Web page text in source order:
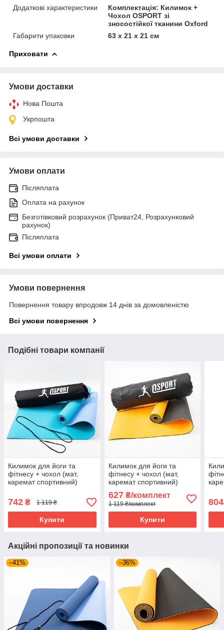
Додаткові характеристики
Комплектація: Килимок +
Чохол OSPORT зі
зносостійкої тканини Oxford
Габарити упаковки
63 х 21 х 21 см
Приховати
Умови доставки
Нова Пошта
Укрпошта
Всі умови доставки
Умови оплати
Післяплата
Оплата на рахунок
Безготівковий розрахунок (Приват24, Розрахунковий
рахунок)
Післяплата
Всі умови оплати
Умови повернення
Повернення товару впродовж 14 днів за домовленістю
Всі умови повернення
Подібні товари компанії
Килимок для йоги та
фітнесу + чохол (мат,
каремат спортивний)
6мм (n-0007) Бірюзово-
бузковий
742 ₴ 1 119 ₴
Купити
Килимок для йоги та
фітнесу + чохол (мат,
каремат спортивний)
OSPORT Yoga ECO Pro
6мм (n-0007) Оранжево-
чорний
627₴/комплект
1 119 ₴/комплект
Купити
6мм
804
Акційні пропозиції та новинки
–41% –36%